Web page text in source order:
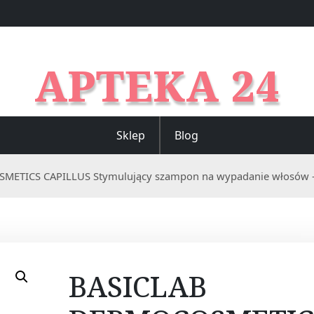
APTEKA 24
Sklep Blog
CAPILLUS Stymulujący szampon na wypadanie włosów
BASICLAB